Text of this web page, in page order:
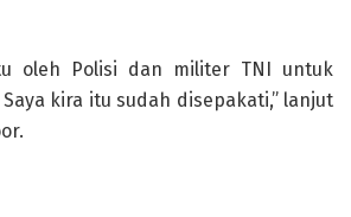
oleh Polisi dan militer TNI untuk
kira itu sudah disepakati,” lanjut